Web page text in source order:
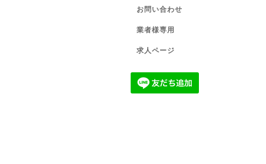
お問い合わせ
業者様専用
求人ページ